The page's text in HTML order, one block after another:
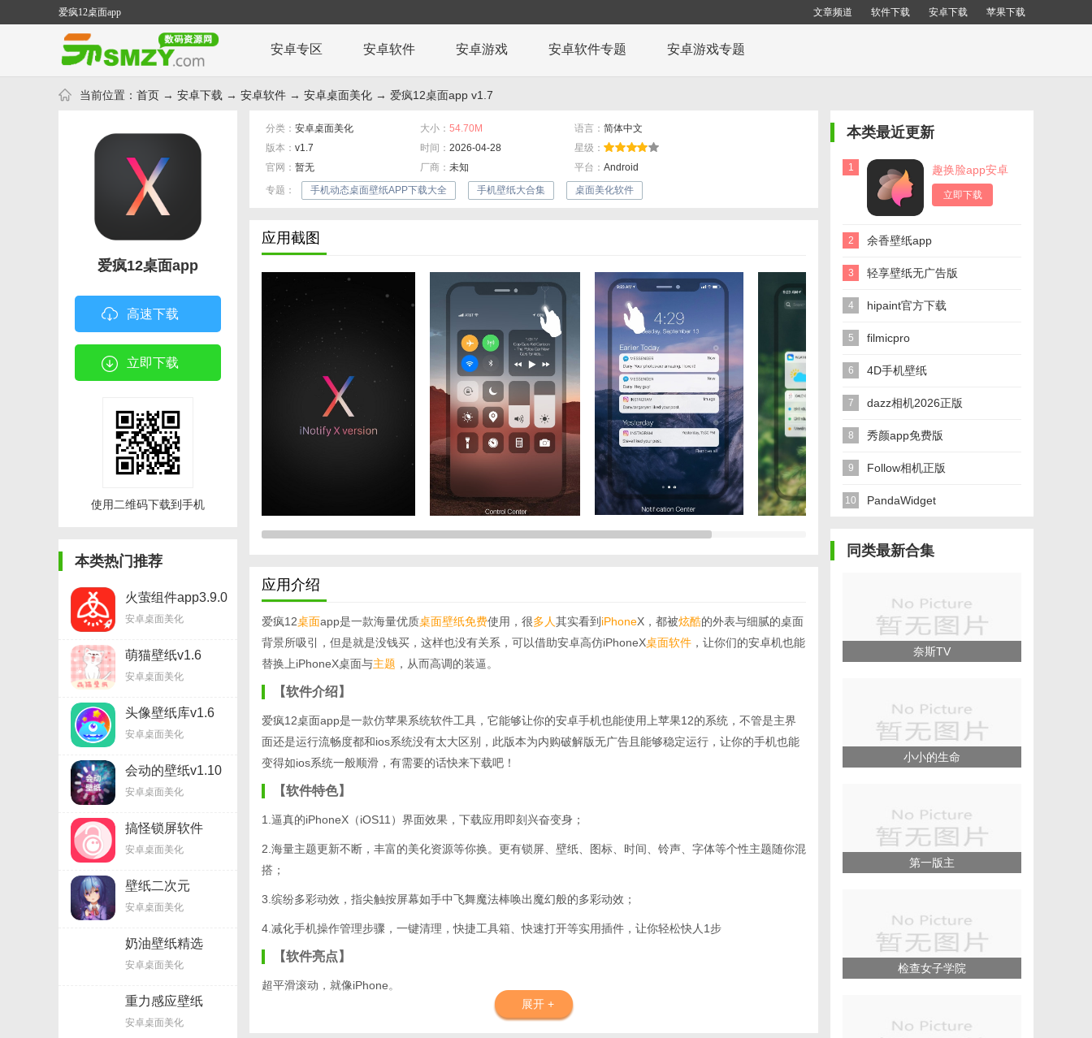
爱疯12桌面app 文章频道 软件下载 安卓下载 苹果下载
安卓专区 安卓软件 安卓游戏 安卓软件专题 安卓游戏专题
当前位置： 首页 → 安卓下载 → 安卓软件 → 安卓桌面美化 → 爱疯12桌面app v1.7
爱疯12桌面app
高速下载
立即下载
使用二维码下载到手机
本类热门推荐
火萤组件app3.9.0
安卓桌面美化
萌猫壁纸v1.6
安卓桌面美化
头像壁纸库v1.6
安卓桌面美化
会动的壁纸v1.10
安卓桌面美化
搞怪锁屏软件
v2.6.0
安卓桌面美化
壁纸二次元
appv1.8.5
安卓桌面美化
奶油壁纸精选
v0.15.1
安卓桌面美化
重力感应壁纸
v4.14.0
安卓桌面美化
分类： 安卓桌面美化 大小： 54.70M 语言： 简体中文
版本： v1.7 时间： 2026-04-28
星级：
官网： 暂无 厂商： 未知 平台： Android
专题：
手机动态桌面壁纸APP下载大全 手机壁纸大合集 桌面美化软件
应用截图
应用介绍
爱疯12桌面app是一款海量优质桌面壁纸免费使用，很多人其实看到 iPhoneX，都被炫酷的外表与细腻的桌面
背景所吸引，但是就是没钱买，这样也没有关系，可以借助安卓高仿iPhoneX桌面软件 ，让你们的安卓机也能
替换上iPhoneX桌面与主题 ，从而高调的装逼。
【软件介绍】
爱疯12桌面app是一款仿苹果系统软件工具，它能够让你的安卓手机也能使用上苹果12的系统，不管是主界
面还是运行流畅度都和ios系统没有太大区别，此版本为内购破解版无广告且能够稳定运行，让你的手机也能
变得如ios系统一般顺滑，有需要的话快来下载吧！
【软件特色】
1.逼真的iPhoneX（iOS11）界面效果，下载应用即刻兴奋变身；
2.海量主题更新不断，丰富的美化资源等你换。更有锁屏、壁纸、图标、时间、铃声、字体等个性主题随你混
搭；
3.缤纷多彩动效，指尖触按屏幕如手中飞舞魔法棒唤出魔幻般的多彩动效；
4.减化手机操作管理步骤，一键清理，快捷工具箱、快速打开等实用插件，让你轻松快人1步
【软件亮点】
超平滑滚动，就像iPhone。
展开 +
本类最近更新
1
趣换脸app安卓
版
立即下载
2 余香壁纸app
3 轻享壁纸无广告版
4 hipaint官方下载
5 filmicpro
6 4D手机壁纸
7 dazz相机2026正版
8 秀颜app免费版
9 Follow相机正版
10 PandaWidget
同类最新合集
奈斯TV
小小的生命
第一版主
检查女子学院